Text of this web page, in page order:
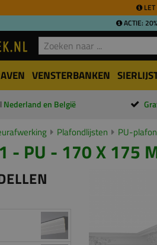
LET
ACTIE:
VENSTERBANKEN
Nederland en België
Plafondlijsten PU-
- PU - 170 X 175